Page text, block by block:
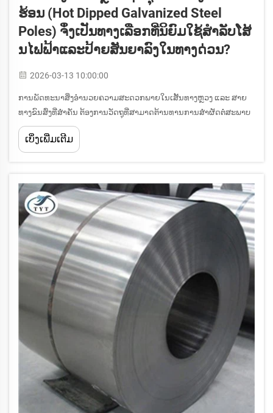
ຮ້ອນ (Hot Dipped Galvanized Steel
Poles) ຈຶ່ງເປັນທາງເລືອກທີ່ນິຍົມໃຊ້ສຳລັບໂສ້
ນໄຟຟ້າແລະປ້າຍສັນຍາລົງໃນທາງດ່ວນ?
2026-03-13 10:00:00
ການພັດທະນາສິ່ງອຳນວຍຄວາມສະດວກພາຍໃນເສັ້ນທາງຫຼວງ ແລະ ສາຍ
ທາງຂົນສົ່ງທີ່ສຳຄັນ ຕ້ອງການວັດຖຸທີ່ສາມາດຕ້ານທານການສຳຜັດຕໍ່ສະພາບ
ແວດລ້ອມທີ່ຮຸນແຮງເປັນເວລາຫຼາຍສິບປີ ໂດຍຍັງຄົງຮັກສາຄວາມເຂັ້ມແຂງ
ຂອງໂຄງສ້າງ ແລະ ຄວາມງາມຂອງຮູບຮ່າງໄວ້. ການຊຸບສັງกะສີຮ້ອນ...
ເບິ່ງເພີ່ມເຕີມ